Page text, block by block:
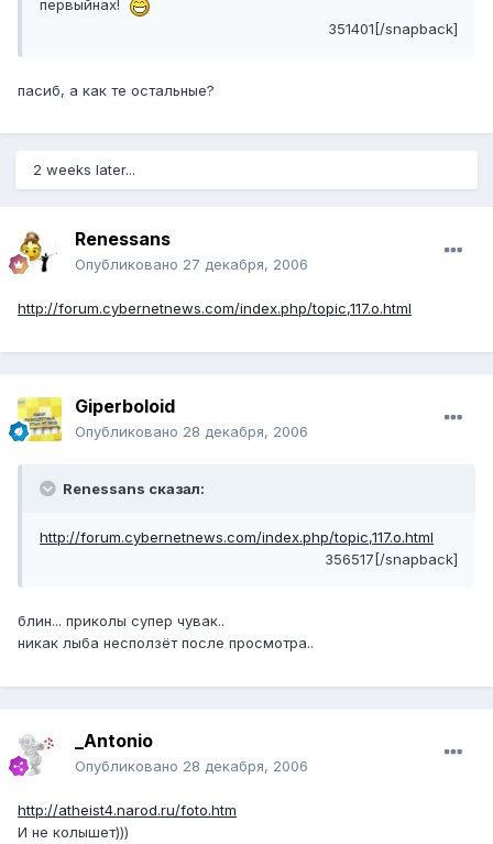
первыйнах!
351401[/snapback]
пасиб, а как те остальные?
2 weeks later...
Renessans
Опубликовано 27 декабря, 2006
http://forum.cybernetnews.com/index.php/topic,117.o.html
Giperboloid
Опубликовано 28 декабря, 2006
Renessans сказал:
http://forum.cybernetnews.com/index.php/topic,117.o.html
356517[/snapback]
блин... приколы супер чувак..
никак лыба несползёт после просмотра..
_Antonio
Опубликовано 28 декабря, 2006
http://atheist4.narod.ru/foto.htm
И не колышет)))